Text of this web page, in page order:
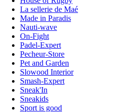
La sellerie de Maé
Made in Paradis
Nauti-wave
On-Fight
Padel-Expert
Pecheur-Store
Pet and Garden
Slowood Interior
Smash-Expert
Sneak'In
Sneakids
Sport is good